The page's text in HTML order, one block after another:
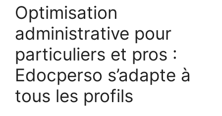
Optimisation
administrative pour
particuliers et pros :
Edocperso s’adapte à
tous les profils